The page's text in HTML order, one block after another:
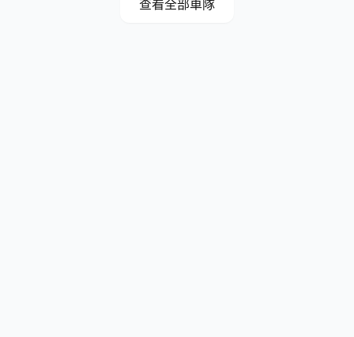
查看全部車隊